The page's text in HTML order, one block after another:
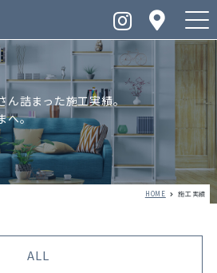
ん詰まった施工実績。
へ。
HOME 施工実績
ALL